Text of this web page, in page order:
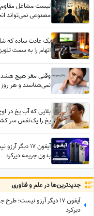
مصنوعی نمی‌تواند
یک عادت ساده که
اتهام را به سمت
وقتی مغز هیچ
نمی‌شناسند و هر
بلایی که آب یخ در
یخ را یک‌نفس سر
آیفون 17
بدون جریمه دیرکرد
جدید‌ترین‌ها در علم و فناوری
آیفون 17 دیگر آرزو
دیرکرد